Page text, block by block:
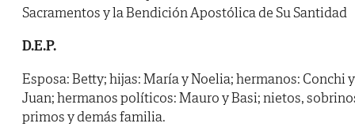
Sacramentos y la Bendición Apostólica de Su Santidad
D.E.P.
Esposa: Betty; hijas: María y Noelia; hermanos: Conchi y
Juan; hermanos políticos: Mauro y Basi; nietos,
primos y demás familia.